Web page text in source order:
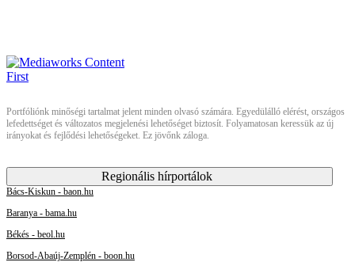
Portfóliónk minőségi tartalmat jelent minden olvasó számára. Egyedülálló elérést, országos
lefedettséget és változatos megjelenési lehetőséget biztosít. Folyamatosan keressük az új
irányokat és fejlődési lehetőségeket. Ez jövőnk záloga.
Regionális hírportálok
Bács-Kiskun - baon.hu
Baranya - bama.hu
Békés - beol.hu
Borsod-Abaúj-Zemplén - boon.hu